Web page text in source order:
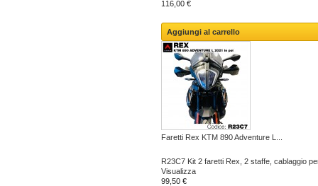
116,00 €
Aggiungi al carrello
Faretti Rex KTM 890 Adventure L...
R23C7 Kit 2 faretti Rex, 2 staffe, cablaggio
Visualizza
99,50 €